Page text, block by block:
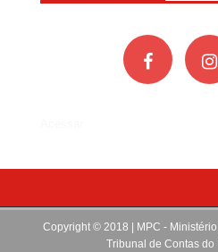
Copyright © 2018 | MPC -
Tribunal de Contas do